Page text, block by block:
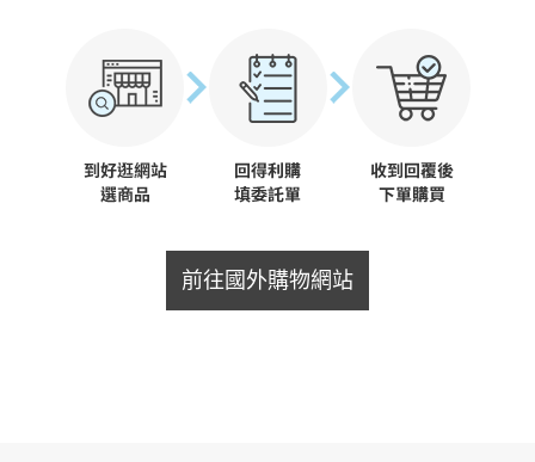
前往國外購物網站